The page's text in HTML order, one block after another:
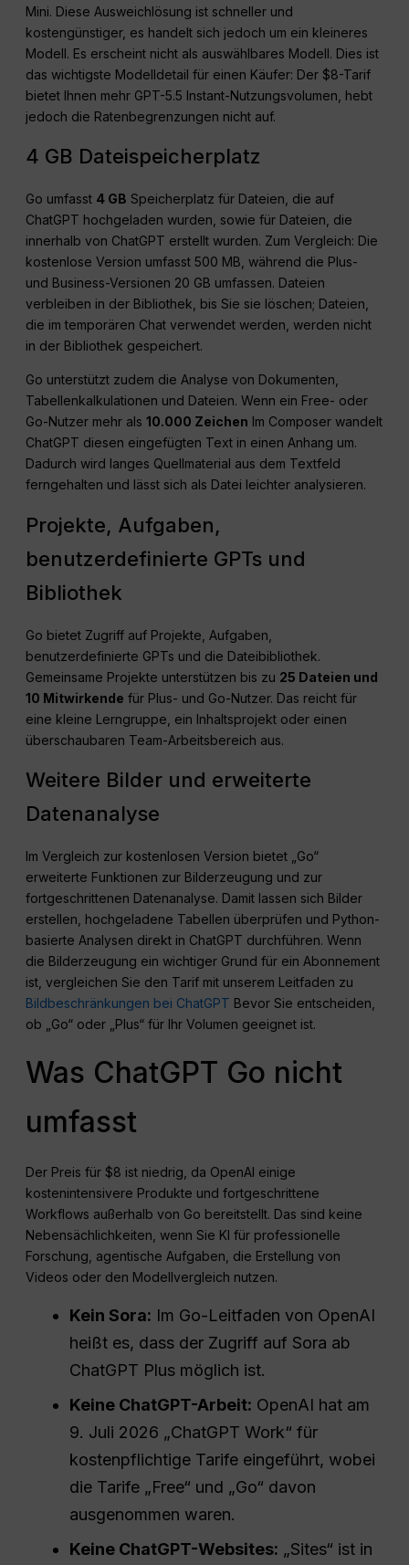
Mini. Diese Ausweichlösung ist schneller und
kostengünstiger, es handelt sich jedoch um ein kleineres
Modell. Es erscheint nicht als auswählbares Modell. Dies ist
das wichtigste Modelldetail für einen Käufer: Der $8-Tarif
bietet Ihnen mehr GPT-5.5 Instant-Nutzungsvolumen, hebt
jedoch die Ratenbegrenzungen nicht auf.
4 GB Dateispeicherplatz
Go umfasst 4 GB Speicherplatz für Dateien, die auf
ChatGPT hochgeladen wurden, sowie für Dateien, die
innerhalb von ChatGPT erstellt wurden. Zum Vergleich: Die
kostenlose Version umfasst 500 MB, während die Plus-
und Business-Versionen 20 GB umfassen. Dateien
verbleiben in der Bibliothek, bis Sie sie löschen; Dateien,
die im temporären Chat verwendet werden, werden nicht
in der Bibliothek gespeichert.
Go unterstützt zudem die Analyse von Dokumenten,
Tabellenkalkulationen und Dateien. Wenn ein Free- oder
Go-Nutzer mehr als10.000 Zeichen Im Composer wandelt
ChatGPT diesen eingefügten Text in einen Anhang um.
Dadurch wird langes Quellmaterial aus dem Textfeld
ferngehalten und lässt sich als Datei leichter analysieren.
Projekte, Aufgaben,
benutzerdefinierte GPTs und
Bibliothek
Go bietet Zugriff auf Projekte, Aufgaben,
benutzerdefinierte GPTs und die Dateibibliothek.
Gemeinsame Projekte unterstützen bis zu 25 Dateien und
10 Mitwirkende für Plus- und Go-Nutzer. Das reicht für
eine kleine Lerngruppe, ein Inhaltsprojekt oder einen
überschaubaren Team-Arbeitsbereich aus.
Weitere Bilder und erweiterte
Datenanalyse
Im Vergleich zur kostenlosen Version bietet „Go“
erweiterte Funktionen zur Bilderzeugung und zur
fortgeschrittenen Datenanalyse. Damit lassen sich Bilder
erstellen, hochgeladene Tabellen überprüfen und Python-
basierte Analysen direkt in ChatGPT durchführen. Wenn
die Bilderzeugung ein wichtiger Grund für ein Abonnement
ist, vergleichen Sie den Tarif mit unserem Leitfaden zu
Bildbeschränkungen bei ChatGPT Bevor Sie entscheiden,
ob „Go“ oder „Plus“ für Ihr Volumen geeignet ist.
Was ChatGPT Go nicht
umfasst
Der Preis für $8 ist niedrig, da OpenAI einige
kostenintensivere Produkte und fortgeschrittene
Workflows außerhalb von Go bereitstellt. Das sind keine
Nebensächlichkeiten, wenn Sie KI für professionelle
Forschung, agentische Aufgaben, die Erstellung von
Videos oder den Modellvergleich nutzen.
Kein Sora: Im Go-Leitfaden von OpenAI
heißt es, dass der Zugriff auf Sora ab
ChatGPT Plus möglich ist.
Keine ChatGPT-Arbeit: OpenAI hat am
9. Juli 2026 „ChatGPT Work“ für
kostenpflichtige Tarife eingeführt, wobei
die Tarife „Free“ und „Go“ davon
ausgenommen waren.
Keine ChatGPT-Websites: „Sites“ ist in